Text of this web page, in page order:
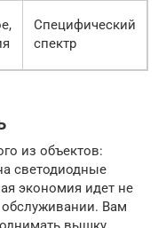
Специфический
спектр
из объектов:
светодиодные
экономия идет не
обслуживании. Вам